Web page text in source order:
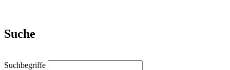
Suche
Suchbegriffe